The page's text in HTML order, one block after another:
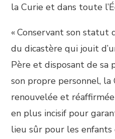
la Curie et dans toute
« Conservant son statut
du dicastère qui jouit
Père et disposant de sa
son propre personnel, la
renouvelée et
en plus incisif pour
lieu sûr pour les enfants